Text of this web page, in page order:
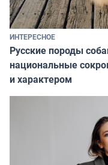
ИНТЕРЕСНОЕ
Русские породы
национальные
и характером